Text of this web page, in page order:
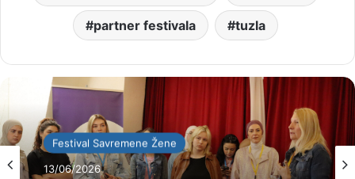
partner festivala tuzla
Festival Savremene Žene
13/06/2026